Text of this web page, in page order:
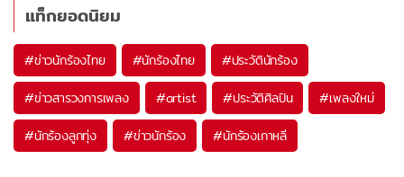
แท็กยอดนิยม
#ข่าวนักร้องไทย #นักร้องไทย #ประวัตินักร้อง
#ข่าวสารวงการเพลง #artist #ประวัติศิลปิน #เพลงใหม่
#นักร้องลูกทุ่ง #ข่าวนักร้อง #นักร้องเกาหลี